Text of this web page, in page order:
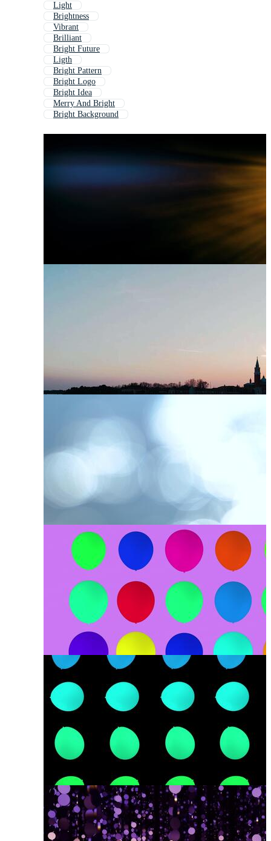
Light
Brightness
Vibrant
Brilliant
Bright Future
Ligth
Bright Pattern
Bright Logo
Bright Idea
Merry And Bright
Bright Background